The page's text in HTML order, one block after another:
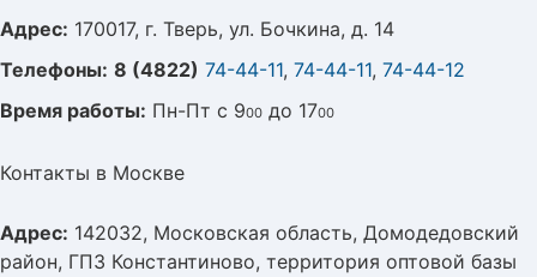
Адрес: 170017, г. Тверь, ул. Бочкина, д. 14
Телефоны: 8 (4822) 74-44-11, 74-44-11, 74-44-12
Время работы: Пн-Пт с 900 до 1700
Контакты в Москве
Адрес: 142032, Московская область, Домодедовский
район, ГПЗ Константиново, территория оптовой базы